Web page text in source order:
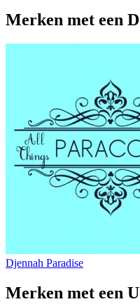
Merken met een D
Djennah Paradise
Merken met een U